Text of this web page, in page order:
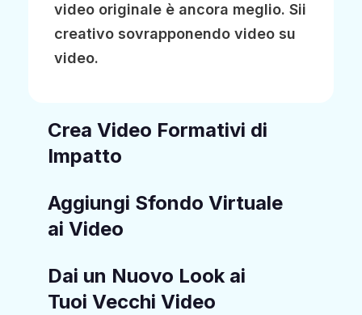
video originale è ancora meglio. Sii
creativo sovrapponendo video su
video.
Crea Video Formativi di
Impatto
Aggiungi Sfondo Virtuale
ai Video
Dai un Nuovo Look ai
Tuoi Vecchi Video